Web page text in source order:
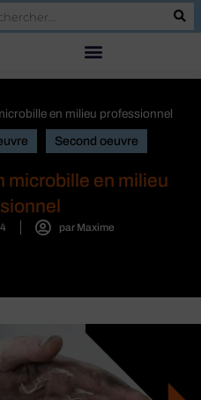
en milieu professionnel
Second oeuvre
microbille en milieu
par Maxime